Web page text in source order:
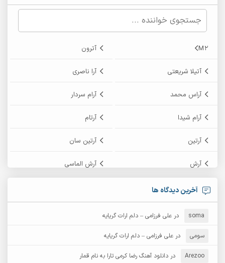
M2 آترون
آتیلا شریعتی آرا ناصری
آراس محمد آرام سردار
آرام شیدا آرتام
آرتین آرتین سان
آرش آرش الماسی
آرش امامی
آرش عثمان
آرش مبهم آرش مستشیری
آخرین دیدگاه ها
soma در علی فرزامی – دلم ارات گریایه
سومی در علی فرزامی – دلم ارات گریایه
Arezoo در دانلود آهنگ رضا کرمی تارا به نام قمار